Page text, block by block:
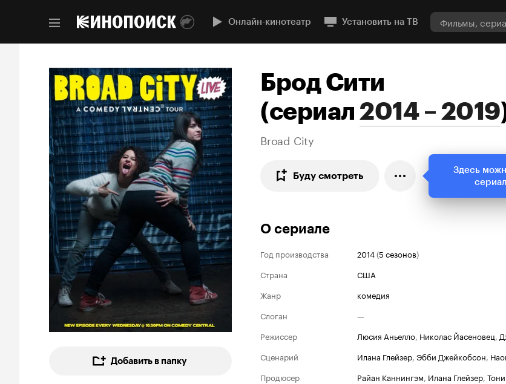
Онлайн-кинотеатр Установить на ТВ
Добавить в папку
Брод Сити
(сериал2014 – 2019
Broad City
Буду смотреть
О сериале
Год производства 2014(5 сезонов)
Страна
США
Жанр
комедия
Слоган
—
Режиссер
Люсия Аньелло, Николас Йасеновец,
Сценарий
Илана Глейзер, Эбби Джейкобсон,
Продюсер
Райан Каннингэм, Илана Глейзер,
Здесь